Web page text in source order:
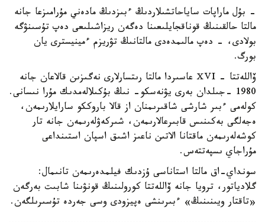
- بۇل ماراپات ساياحاتشىلاردىڭ ءبىزدىڭ مادەني مۇرامىزعا جانە
مالتا حالقىنىڭ قوناقجايلىعىنا دەگەن ريزاشىلىعى دەپ تۇسىنۋگە
بولادى، - دەپ مالىمدەدى مالتانىڭ تۋريزم ءمينيسترى يان
بورگ.
ۆاللەتتا - ⅩⅤI عاسىردا مالتا رىتسارلارى نەگىزىن قالاعان جانە
1980 -جىلدان بەرى يۋنەسكو- نىڭ بۇكىلالەمدىك مۇرا نىسانى.
كولەمى ءبىر شارشى شاقىرىمنان از قالا باروككو سارايلارىمەن،
ەجەلگى بەكىنىس قابىرعالارىمەن، شىركەۋلەرىمەن جانە تار
كوشەلەرىمەن ماقتانا الاتىن ناعىز اشىق اسپان استىنداعى
مۇراجاي ىسپەتتەس.
سونداي-اق مالتا استاناسى ۇزدىك فيلمدەرىمەن تانىمال:
گلادياتور، ترويا جانە ۆاللەتتا كورولىنىڭ قونۋىنا شابىت بەرگەن
«تاقتار ويىنىنىڭ» ءبىرىنشى ەپيزودى وسى جەردە تۇسىرىلگەن.